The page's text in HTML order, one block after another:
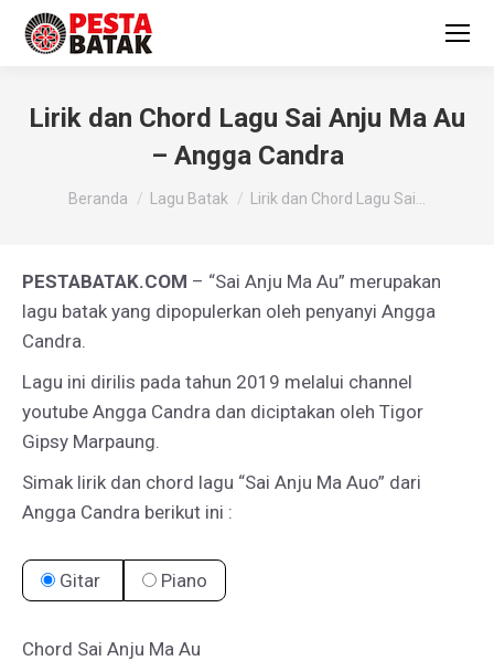
Lirik dan Chord Lagu Sai Anju Ma Au
– Angga Candra
You are here:
Beranda Lagu Batak Lirik dan Chord Lagu Sai…
PESTABATAK.COM – “Sai Anju Ma Au” merupakan
lagu batak yang dipopulerkan oleh penyanyi Angga
Candra.
Lagu ini dirilis pada tahun 2019 melalui channel
youtube Angga Candra dan diciptakan oleh Tigor
Gipsy Marpaung.
Simak lirik dan chord lagu “Sai Anju Ma Auo” dari
Angga Candra berikut ini :
Gitar Piano
Chord Sai Anju Ma Au